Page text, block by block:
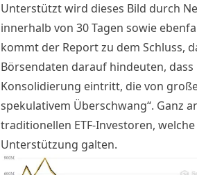
Unterstützt wird dieses Bild durch
innerhalb von 30 Tagen sowie
kommt der Report zu dem Schluss,
Börsendaten darauf hindeuten,
Konsolidierung eintritt, die von
spekulativem Überschwang“. Ganz
traditionellen ETF-Investoren,
Unterstützung galten.